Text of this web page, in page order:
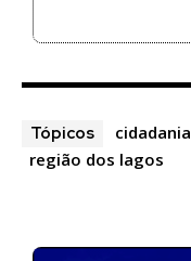
Tópicos cidadania
região dos lagos